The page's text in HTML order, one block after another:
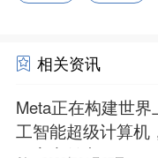
相关资讯
Meta正在构建世界
工智能超级计算机